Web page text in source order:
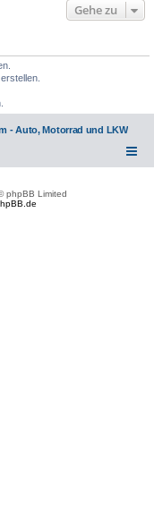
Gehe zu
- Auto, Motorrad und LKW
phpBB Limited